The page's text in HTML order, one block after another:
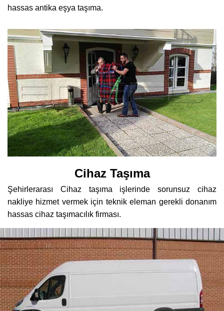
hassas antika eşya taşıma.
Cihaz Taşıma
Şehirlerarası Cihaz taşıma işlerinde sorunsuz cihaz
nakliye hizmet vermek için teknik eleman gerekli donanım
hassas cihaz taşımacılık firması.